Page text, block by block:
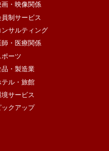
画・映像関係
員制サービス
ンサルティング
師・医療関係
ポーツ
品・製造業
テル・旅館
境サービス
ックアップ